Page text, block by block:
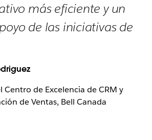
más eficiente y un
de las iniciativas de
Centro de Excelencia de CRM y
de Ventas, Bell Canada